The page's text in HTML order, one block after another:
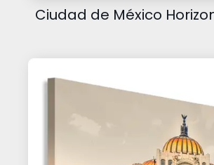
Ciudad de México